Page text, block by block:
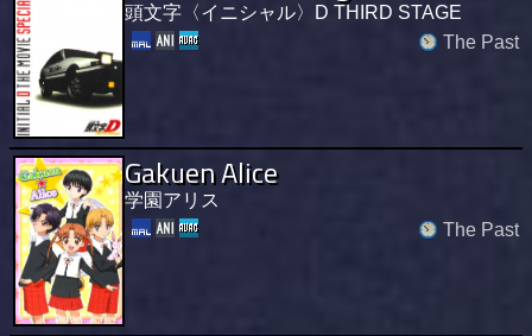
頭文字〈イニシャル〉D THIRD STAGE
The Past
Gakuen Alice
学園アリス
The Past